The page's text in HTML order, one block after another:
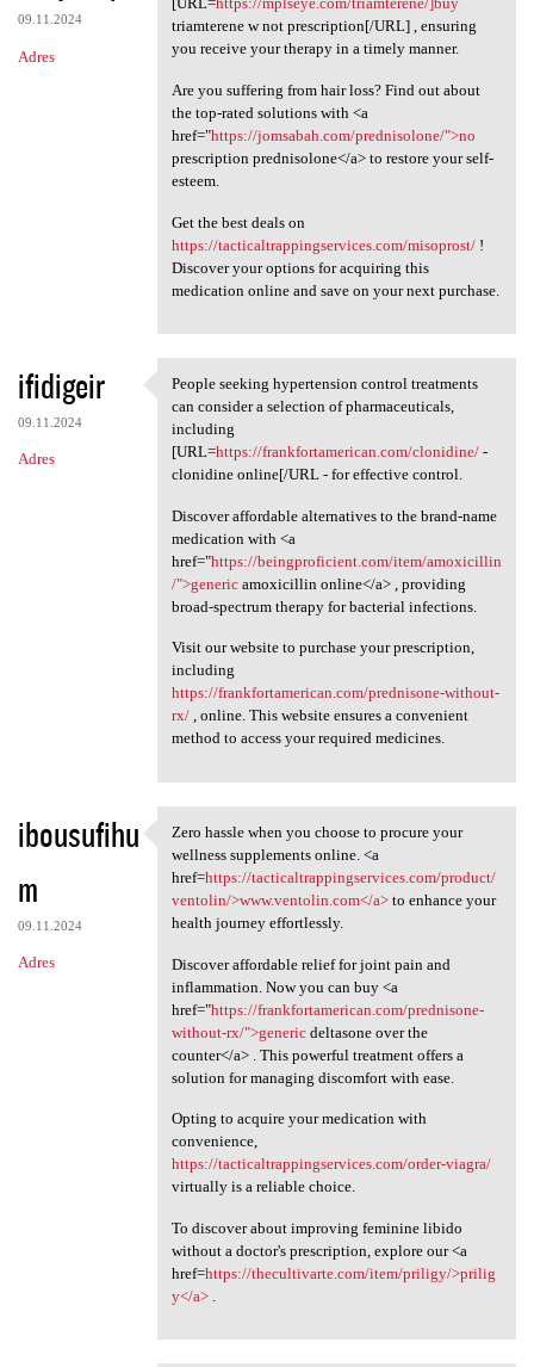
09.11.2024
Adres
triamterene w not prescription[/URL] , ensuring
you receive your therapy in a timely manner.
Are you suffering from hair loss? Find out about
the top-rated solutions with <a
href="https://jomsabah.com/prednisolone/">no
prescription prednisolone</a> to restore your self-
esteem.
Get the best deals on
https://tacticaltrappingservices.com/misoprost/!
Discover your options for acquiring this
medication online and save on your next purchase.
ifidigeir
09.11.2024
Adres
People seeking hypertension
People seeking hypertension control treatments
can consider a selection of pharmaceuticals,
including
[URL=https://frankfortamerican.com/clonidine/-
clonidine online[/URL - for effective control.
Discover affordable alternatives to the brand-name
medication with <a
href="https://beingproficient.com/item/amoxicillin
/">genericamoxicillin online</a> , providing
broad-spectrum therapy for bacterial infections.
Visit our website to purchase your prescription,
including
https://frankfortamerican.com/prednisone-without-
rx/, online. This website ensures a convenient
method to access your required medicines.
ibousufihu
m
09.11.2024
Adres
Zero hassle when you choose
Zero hassle when you choose to procure your
wellness supplements online. <a
href=https://tacticaltrappingservices.com/product/
ventolin/>www.ventolin.com</a>to enhance your
health journey effortlessly.
Discover affordable relief for joint pain and
inflammation. Now you can buy <a
href="https://frankfortamerican.com/prednisone-
without-rx/">genericdeltasone over the
counter</a> . This powerful treatment offers a
solution for managing discomfort with ease.
Opting to acquire your medication with
convenience,
https://tacticaltrappingservices.com/order-viagra/
virtually is a reliable choice.
To discover about improving feminine libido
without a doctor's prescription, explore our <a
href=https://thecultivarte.com/item/priligy/>prilig
y</a>.